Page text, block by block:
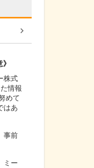
株式
情報
めて
はあ
事前
ミー